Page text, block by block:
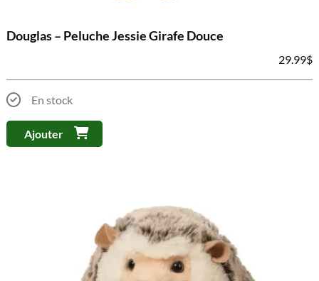
Douglas – Peluche Jessie Girafe Douce
29.99$
En stock
Ajouter